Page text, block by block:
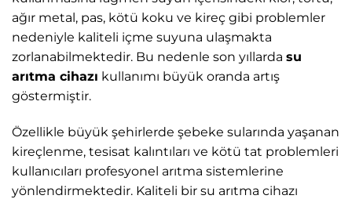
ağır metal, pas, kötü koku ve kireç gibi problemler
nedeniyle kaliteli içme suyuna ulaşmakta
zorlanabilmektedir. Bu nedenle son yıllarda su
arıtma cihazı kullanımı büyük oranda artış
göstermiştir.
Özellikle büyük şehirlerde şebeke sularında yaşanan
kireçlenme, tesisat kalıntıları ve kötü tat problemleri
kullanıcıları profesyonel arıtma sistemlerine
yönlendirmektedir. Kaliteli bir su arıtma cihazı